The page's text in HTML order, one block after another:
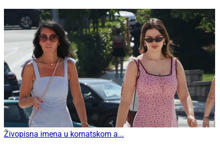
Živopisna imena u kornatskom a...